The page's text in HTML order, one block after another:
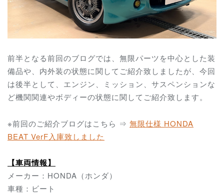
前半となる前回のブログでは、無限パーツを中心とした装
備品や、内外装の状態に関してご紹介致しましたが、今回
は後半として、エンジン、ミッション、サスペンションな
ど機関関連やボディーの状態に関してご紹介致します。
※前回のご紹介ブログはこちら ⇒ 無限仕様 HONDA
BEAT VerF入庫致しました
【車両情報】
メーカー：HONDA（ホンダ）
車種：ビート